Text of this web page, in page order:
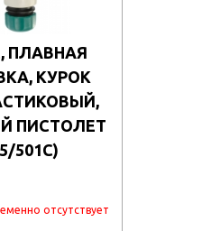
ПЛАВНАЯ
КУРОК
ПИСТОЛЕТ
501C)
отсутствует